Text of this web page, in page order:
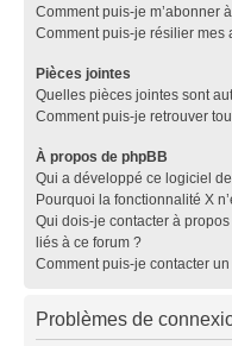
Comment puis-je m’abonner
Comment puis-je résilier mes
Pièces jointes
Quelles pièces jointes sont
Comment puis-je retrouver
À propos de phpBB
Qui a développé ce logiciel
Pourquoi la fonctionnalité X
Qui dois-je contacter à
liés à ce forum ?
Comment puis-je contacter
Problèmes de